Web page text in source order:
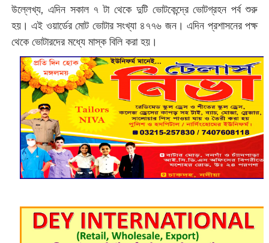
উল্লেখ্য, এদিন সকাল ৭ টা থেকে দুটি ভোটকেন্দ্রে ভোটগ্রহন পর্ব শুরু
হয়। এই ওয়ার্ডের মোট ভোটার সংখ্যা ৪৭৭৬ জন। এদিন প্রশাসনের পক্ষ
থেকে ভোটারদের মধ্যে মাস্ক বিলি করা হয়।